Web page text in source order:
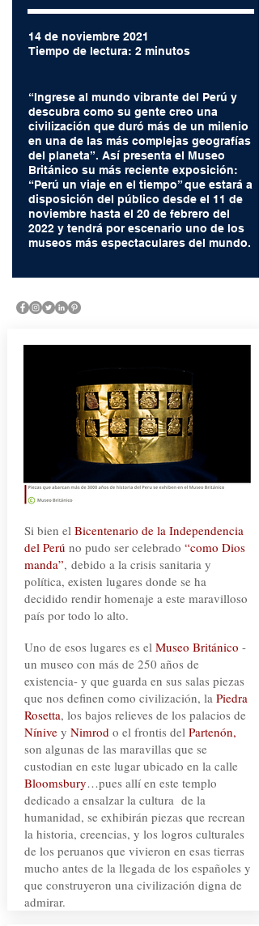
14 de noviembre 2021
Tiempo de lectura: 2 minutos
“Ingrese al mundo vibrante del Perú y
descubra como su gente creo una
civilización que duró más de un milenio
en una de las más complejas geografías
del planeta”. Así presenta el Museo
Británico su más reciente exposición:
“Perú un viaje en el tiempo” que estará a
disposición del público desde el 11 de
noviembre hasta el 20 de febrero del
2022 y tendrá por escenario uno de los
museos más espectaculares del mundo.
Si bien el Bicentenario de la Independencia
del Perú no pudo ser celebrado “como Dios
manda”, debido a la crisis sanitaria y
política, existen lugares donde se ha
decidido rendir homenaje a este maravilloso
país por todo lo alto.
Uno de esos lugares es el Museo Británico -
un museo con más de 250 años de
existencia-y que guarda en sus salas piezas
que nos definen como civilización, la Piedra
Rosetta, los bajos relieves de los palacios de
Nínivey Nimrodo el frontis del Partenón,
son algunas de las maravillas que se
custodian en este lugar ubicado en la calle
Bloomsbury…pues allí en este templo
dedicado a ensalzar la cultura de la
humanidad, se exhibirán piezas que recrean
la historia, creencias, y los logros culturales
de los peruanos que vivieron en esas tierras
mucho antes de la llegada de los españoles y
que construyeron una civilización digna de
admirar.